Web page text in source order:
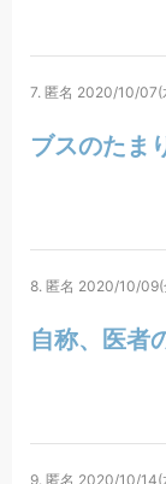
7. 匿名 2020/10/07(
ブスのたま
8. 匿名 2020/10/09(
自称、医
9. 匿名 2020/10/14(